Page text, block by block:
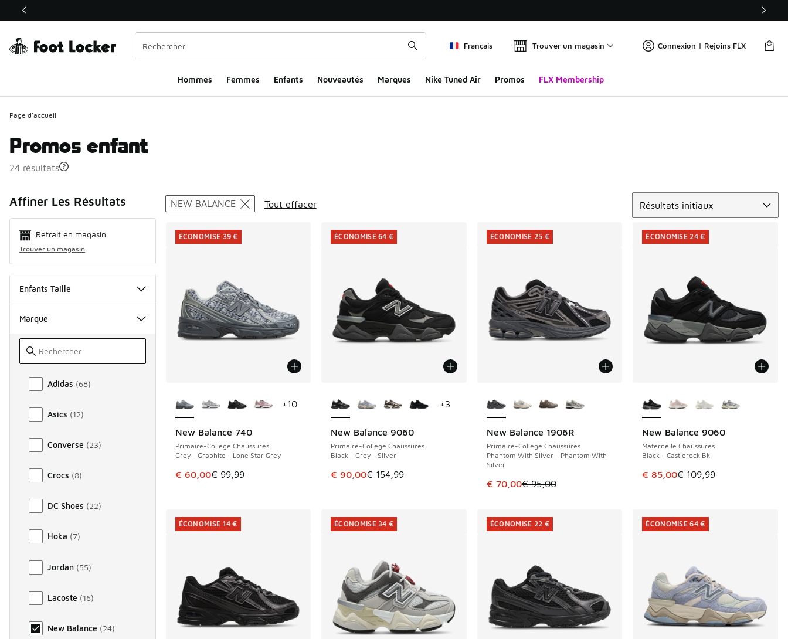
Ce lien ouvrira une nouvelle fenêtre
Français Trouver un magasin Connexion | Rejoins FLX
Hommes​ Femmes Enfants Nouveautés Marques Nike Tuned Air Promos FLX Membership
Page d'accueil
Promos enfant
24 résultats
Affiner Les Résultats
Retrait en magasin
Trouver un magasin
Enfants Taille
Marque
Marque
Adidas (68)
Asics (12)
Converse (23)
Crocs (8)
DC Shoes (22)
Hoka (7)
Jordan (55)
Lacoste (16)
New Balance (24)
Search Results
NEW BALANCE Tout effacer
Résultats initiaux
New Balance 740
Primaire-College Chaussures
Grey - Graphite - Lone Star Grey
Cet article est en promotion. Prix en baisse de € 99,99 à € 60,00
€ 60,00€ 99,99
ÉCONOMISE 39 €
+10
ÉCONOMISE 39 €
New Balance 9060
Primaire-College Chaussures
Black - Grey - Silver
Cet article est en promotion. Prix en baisse de € 154,99 à € 90,00
€ 90,00€ 154,99
ÉCONOMISE 64 €
+3
ÉCONOMISE 64 €
New Balance 1906R
Primaire-College Chaussures
Phantom With Silver - Phantom With
Silver
Cet article est en promotion. Prix en baisse de € 95,00 à € 70,00
€ 70,00€ 95,00
ÉCONOMISE 25 €
ÉCONOMISE 25 €
New Balance 9060
Maternelle Chaussures
Black - Castlerock Bk
Cet article est en promotion.
€ 85,00€ 109,99
ÉCONOMISE 24 €
ÉCONOMISE 24 €
ÉCONOMISE 14 € ÉCONOMISE 34 € ÉCONOMISE 22 € ÉCONOMISE 64 €